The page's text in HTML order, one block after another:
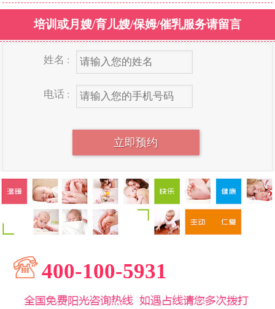
培训或月嫂/育儿嫂/保姆/催乳服务请留言
姓名 :
电话 :
400-100-5931